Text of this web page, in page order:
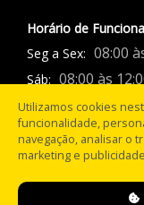
Horário de
Seg a Sex: 08:00
Sáb: 08:00 às
Domingo:
Razão social: PneusBH
PneusBH® - Todos os
Utilizamos cookies
funcionalidade,
navegação, analisar o
marketing e